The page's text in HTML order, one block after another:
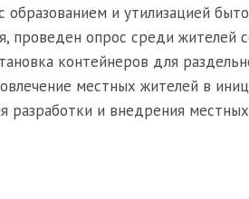
и утилизацией
проведен опрос среди жителей
контейнеров для
местных жителей в
разработки и внедрения местных